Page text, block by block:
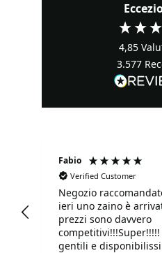
4,85
3.577
Fabio
Verified Customer
Negozio
ieri uno zaino è
prezzi sono davvero
gentili e